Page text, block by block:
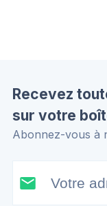
Recevez
sur votre
Abonnez-vous à